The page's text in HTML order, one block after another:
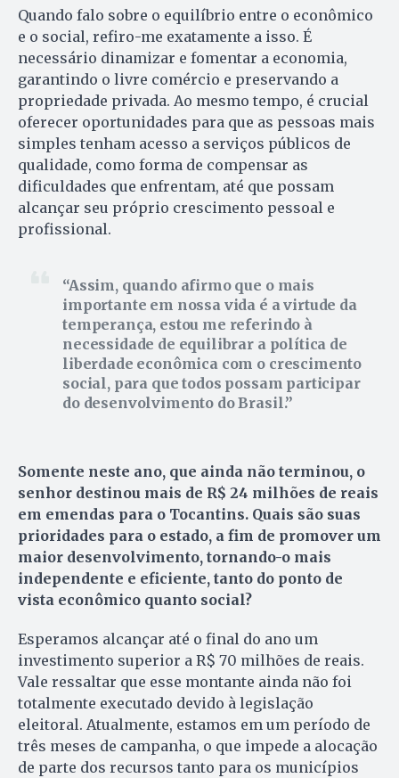
Quando falo sobre o equilíbrio entre o econômico
e o social, refiro-me exatamente a isso. É
necessário dinamizar e fomentar a economia,
garantindo o livre comércio e preservando a
propriedade privada. Ao mesmo tempo, é crucial
oferecer oportunidades para que as pessoas mais
simples tenham acesso a serviços públicos de
qualidade, como forma de compensar as
dificuldades que enfrentam, até que possam
alcançar seu próprio crescimento pessoal e
profissional.
Assim, quando afirmo que o mais
importante em nossa vida é a virtude da
temperança, estou me referindo à
necessidade de equilibrar a política de
liberdade econômica com o crescimento
social, para que todos possam participar
do desenvolvimento do Brasil.
Somente neste ano, que ainda não terminou, o
senhor destinou mais de R$ 24 milhões de reais
em emendas para o Tocantins. Quais são suas
prioridades para o estado, a fim de promover um
maior desenvolvimento, tornando-o mais
independente e eficiente, tanto do ponto de
vista econômico quanto social?
Esperamos alcançar até o final do ano um
investimento superior a R$ 70 milhões de reais.
Vale ressaltar que esse montante ainda não foi
totalmente executado devido à legislação
eleitoral. Atualmente, estamos em um período de
três meses de campanha, o que impede a alocação
de parte dos recursos tanto para os municípios